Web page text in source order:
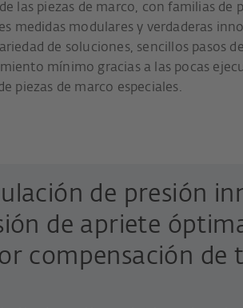
las piezas de marco, con familias
medidas modulares y verdaderas
de soluciones, sencillos pasos
mínimo gracias a las pocas
piezas de marco especiales.
de presión
de apriete
compensación de